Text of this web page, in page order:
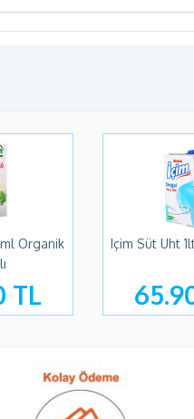
Içim Süt Uht 1lt Tam Yağlı
65.90 TL